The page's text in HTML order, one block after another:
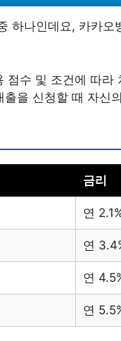
하나인데요, 카카
점수 및 조건에 따라
출을 신청할 때 자신
금리
연
연
연
연